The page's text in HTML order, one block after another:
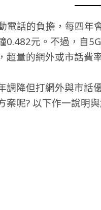
電話的負擔，每四
0.482元。不過，自
超量的網外或市話費
調降但打網外與市話
案呢? 以下作一說明